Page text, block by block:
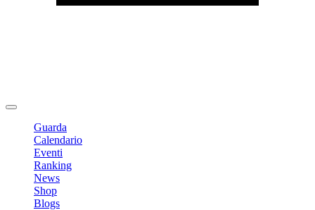
Guarda
Calendario
Eventi
Ranking
News
Shop
Blogs